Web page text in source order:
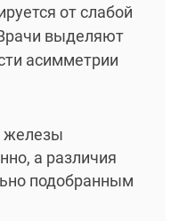
от слабой
выделяют
асимметрии
железы
а различия
подобранным